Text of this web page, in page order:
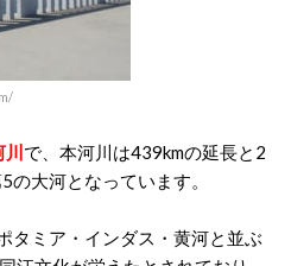
で、本河川は439kmの延長と2
大河となっています。
タミア・インダス・黄河と並ぶ